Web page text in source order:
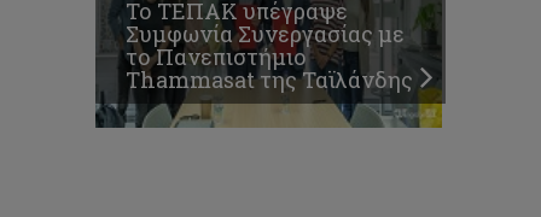
Το ΤΕΠΑΚ υπέγραψε
Συμφωνία Συνεργασίας με
το Πανεπιστήμιο
Thammasat της Ταϊλάνδης